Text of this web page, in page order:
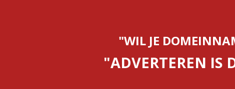
"WIL JE
"ADVERTEREN IS